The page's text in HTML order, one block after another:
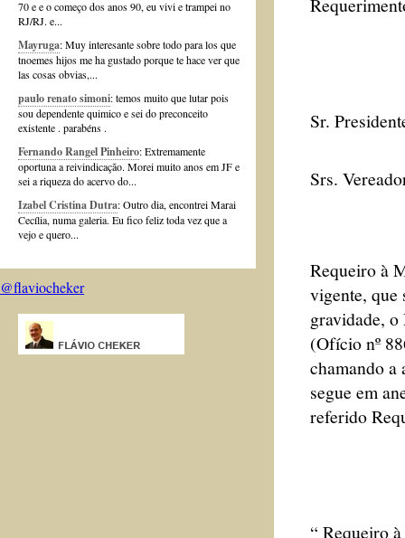
70 e e o começo dos anos 90, eu vivi e trampei no
RJ/RJ. e...
Mayruga: Muy interesante sobre todo para los que
tnoemes hijos me ha gustado porque te hace ver que
las cosas obvias,...
paulo renato simoni: temos muito que lutar pois
sou dependente quimico e sei do preconceito
existente . parabéns .
Fernando Rangel Pinheiro: Extremamente
oportuna a reivindicação. Morei muito anos em JF e
sei a riqueza do acervo do...
Izabel Cristina Dutra: Outro dia, encontrei Marai
Cecília, numa galeria. Eu fico feliz toda vez que a
vejo e quero...
@flaviocheker
Sr.
Srs.
Requeiro à
vigente, que
gravidade,
(Ofício nº
chamando a
segue em
referido
“ Requeiro